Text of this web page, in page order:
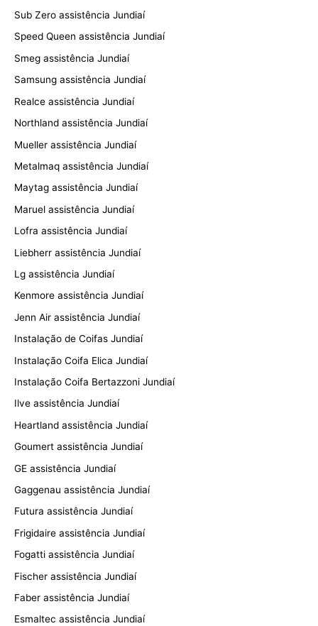
Sub Zero assistência Jundiaí
Speed Queen assistência Jundiaí
Smeg assistência Jundiaí
Samsung assistência Jundiaí
Realce assistência Jundiaí
Northland assistência Jundiaí
Mueller assistência Jundiaí
Metalmaq assistência Jundiaí
Maytag assistência Jundiaí
Maruel assistência Jundiaí
Lofra assistência Jundiaí
Liebherr assistência Jundiaí
Lg assistência Jundiaí
Kenmore assistência Jundiaí
Jenn Air assistência Jundiaí
Instalação de Coifas Jundiaí
Instalação Coifa Elica Jundiaí
Instalação Coifa Bertazzoni Jundiaí
Ilve assistência Jundiaí
Heartland assistência Jundiaí
Goumert assistência Jundiaí
GE assistência Jundiaí
Gaggenau assistência Jundiaí
Futura assistência Jundiaí
Frigidaire assistência Jundiaí
Fogatti assistência Jundiaí
Fischer assistência Jundiaí
Faber assistência Jundiaí
Esmaltec assistência Jundiaí